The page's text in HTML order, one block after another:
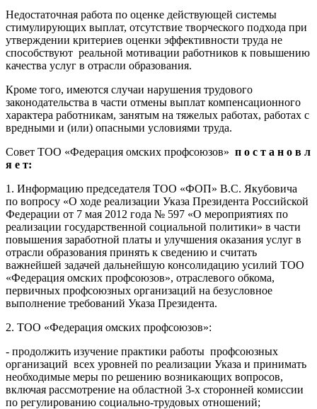
Недостаточная работа по оценке действующей системы
стимулирующих выплат, отсутствие творческого подхода при
утверждении критериев оценки эффективности труда не
способствуют реальной мотивации работников к повышению
качества услуг в отрасли образования.
Кроме того, имеются случаи нарушения трудового
законодательства в части отмены выплат компенсационного
характера работникам, занятым на тяжелых работах, работах с
вредными и (или) опасными условиями труда.
Совет ТОО «Федерация омских профсоюзов» п о с т а н о в л
я е т:
1. Информацию председателя ТОО «ФОП» В.С. Якубовича
по вопросу «О ходе реализации Указа Президента Российской
Федерации от 7 мая 2012 года № 597 «О мероприятиях по
реализации государственной социальной политики» в части
повышения заработной платы и улучшения оказания услуг в
отрасли образования принять к сведению и считать
важнейшей задачей дальнейшую консолидацию усилий ТОО
«Федерация омских профсоюзов», отраслевого обкома,
первичных профсоюзных организаций на безусловное
выполнение требований Указа Президента.
2. ТОО «Федерация омских профсоюзов»:
- продолжить изучение практики работы профсоюзных
организаций всех уровней по реализации Указа и принимать
необходимые меры по решению возникающих вопросов,
включая рассмотрение на областной 3-х сторонней комиссии
по регулированию социально-трудовых отношений;